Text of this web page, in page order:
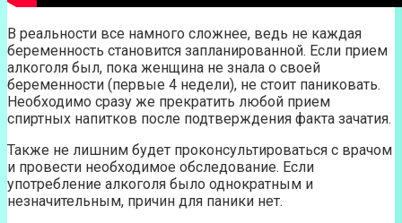
В реальности все намного сложнее, ведь не каждая
беременность становится запланированной. Если прием
алкоголя был, пока женщина не знала о своей
беременности (первые 4 недели), не стоит паниковать.
Необходимо сразу же прекратить любой прием
спиртных напитков после подтверждения факта зачатия.
Также не лишним будет проконсультироваться с врачом
и провести необходимое обследование. Если
употребление алкоголя было однократным и
незначительным, причин для паники нет.